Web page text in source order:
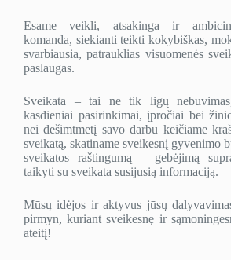
Esame veikli, atsakinga ir
komanda, siekianti teikti kokybiškas,
svarbiausia, patrauklias visuomenės
paslaugas.
Sveikata – tai ne tik ligų
kasdieniai pasirinkimai, įpročiai bei
nei dešimtmetį savo darbu keičiame
sveikatą, skatiname sveikesnį gyvenimo
sveikatos raštingumą – gebėjimą
taikyti su sveikata susijusią informaciją.
Mūsų idėjos ir aktyvus jūsų
pirmyn, kuriant sveikesnę ir
ateitį!